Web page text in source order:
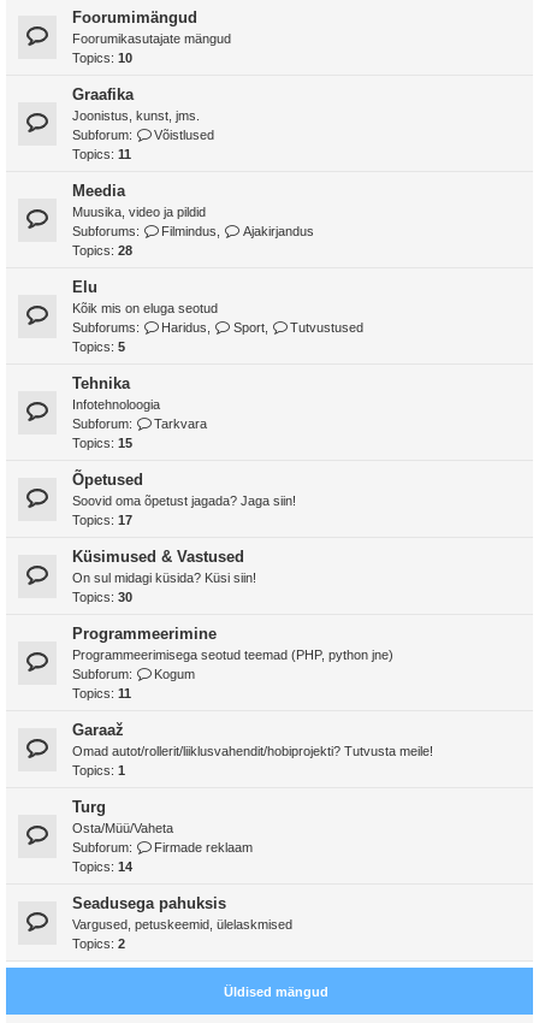
Foorumimängud
Foorumikasutajate mängud
Topics: 10
Graafika
Joonistus, kunst, jms.
Subforum:
Võistlused
Topics: 11
Meedia
Muusika, video ja pildid
Subforums:
Filmindus
Ajakirjandus
Topics: 28
Elu
Kõik mis on eluga seotud
Subforums:
Haridus Sport,
Tutvustused
Topics: 5
Tehnika
Infotehnoloogia
Subforum:
Tarkvara
Topics: 15
Õpetused
Soovid oma õpetust jagada? Jaga siin!
Topics: 17
Küsimused & Vastused
On sul midagi küsida? Küsi siin!
Topics: 30
Programmeerimine
Programmeerimisega seotud teemad (PHP, python jne)
Subforum:
Kogum
Topics: 11
Garaaž
Omad autot/rollerit/liiklusvahendit/hobiprojekti? Tutvusta meile!
Topics: 1
Turg
Osta/Müü/Vaheta
Subforum:
Firmade reklaam
Topics: 14
Seadusega pahuksis
Vargused, petuskeemid, ülelaskmised
Topics: 2
Üldised mängud